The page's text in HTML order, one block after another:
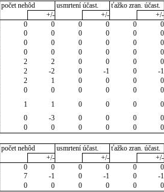
počet nehôd usmrtení účast. ťažko zran. účast.
+/-
+/- +/-
0 0 0 0 0 0
0 0 0 0 0 0
0 0 0 0 0 0
0 0 0 0 0 0
2 2 0 0 0 0
2 -2 0 -1 0 -1
2 1 0 0 0 0
0 0 0 0 0 0
1 1 0 0 0 0
0 -3 0 0 0 0
0 0 0 0 0 0
počet nehôd usmrtení účast. ťažko zran. účast.
+/-
+/- +/-
0 0 0 0 0 0
7 -1 0 -1 0 -1
0 0 0 0 0 0